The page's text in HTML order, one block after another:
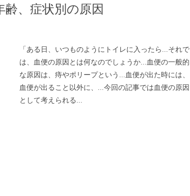
、症状別の原因
「ある日、いつものようにトイレに入ったら...それで
は、血便の原因とは何なのでしょうか...血便の一般的
な原因は、痔やポリープという...血便が出た時には、
血便が出ること以外に、...今回の記事では血便の原因
として考えられる...